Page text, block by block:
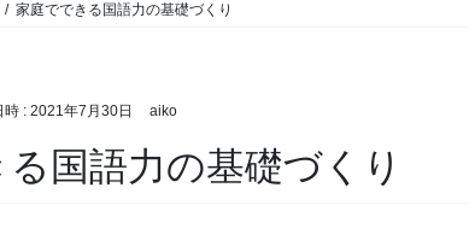
家庭でできる国語力の基礎づくり
時 : 2021年7月30日 aiko
国語力の基礎づくり